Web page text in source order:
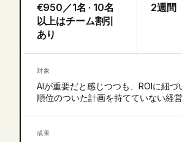
€950／1名 · 10名
以上はチーム割引
あり
2週間
対象
AIが重要だと感じつつも、ROIに紐づ
順位のついた計画を持てていない経営
成果